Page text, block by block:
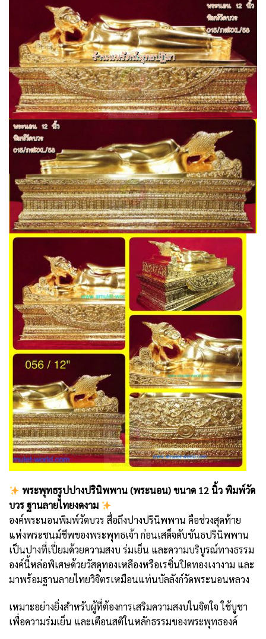
พระพุทธรูปปางปรินิพพาน (พระนอน) ขนาด 12 นิ้ว พิมพ์วัด
บวร ฐานลายไทยงดงาม
องค์พระนอนพิมพ์วัดบวร สื่อถึงปางปรินิพพาน คือช่วงสุดท้าย
แห่งพระชนม์ชีพของพระพุทธเจ้า ก่อนเสด็จดับขันธปรินิพพาน
เป็นปางที่เปี่ยมด้วยความสงบ ร่มเย็น และความบริบูรณ์ทางธรรม
องค์นี้หล่อพิเศษด้วยวัสดุทองเหลืองหรือเรซิ่นปิดทองเงางาม และ
มาพร้อมฐานลายไทยวิจิตรเหมือนแท่นบัลลังก์วัดพระนอนหลวง
เหมาะอย่างยิ่งสำหรับผู้ที่ต้องการเสริมความสงบในจิตใจ ใช้บูชา
เพื่อความร่มเย็น และเตือนสติในหลักธรรมของพระพุทธองค์